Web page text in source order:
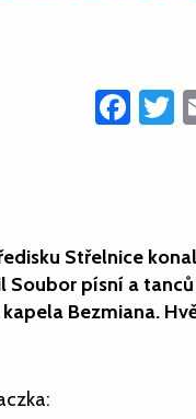
Střelnice konal
Soubor písní a tanců
Bezmiana.